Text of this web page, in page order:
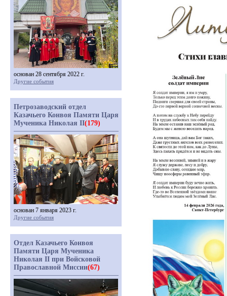
основан 28 сентября 2022 г.
Другие события
Петрозаводский отдел
Казачьего Конвоя Памяти Царя
Мученика Николая II(179)
основан 7 января 2023 г.
Другие события
Отдел Казачьего Конвоя
Памяти Царя Мученика
Николая II при Войсковой
Православной Миссии(67)